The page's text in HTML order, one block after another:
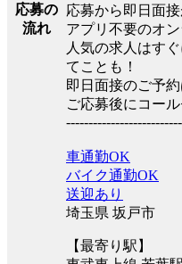
応募の
流れ
応募から即日面
アプリ不要のオ
人気の求人はす
てことも！
即日面接のご予約
ご応募後にコー
車通勤OK
バイク通勤OK
送迎あり
埼玉県 坂戸市
【最寄り駅】